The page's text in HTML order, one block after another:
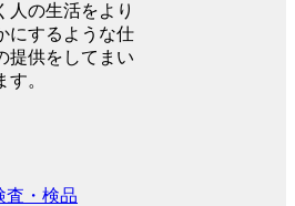
人の生活をより
にするような仕
提供をしてまい
す。
査・検品